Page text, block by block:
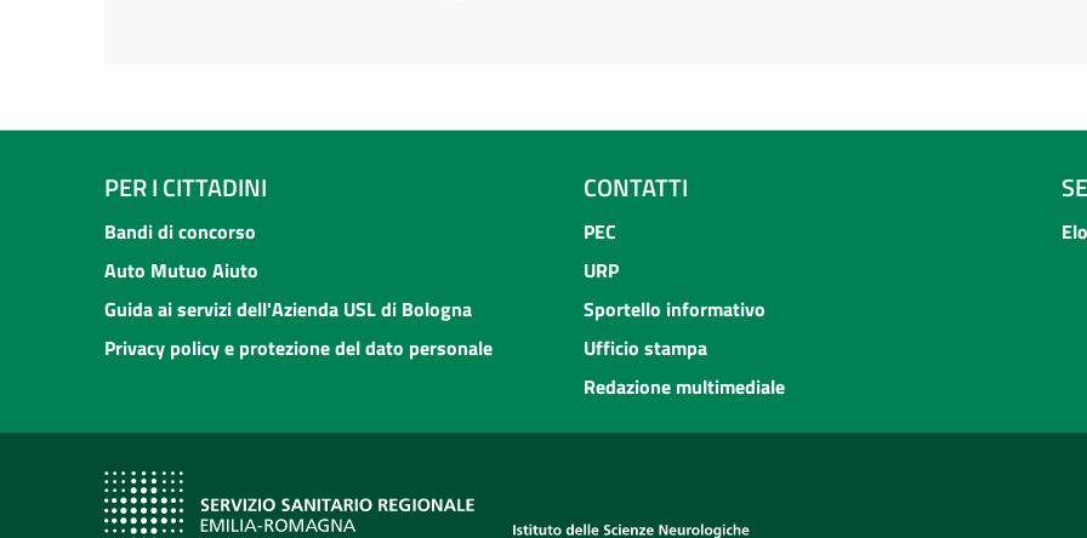
PER I CITTADINI
Bandi di concorso
Auto Mutuo Aiuto
Guida ai servizi dell'Azienda USL di Bologna
Privacy policy e protezione del dato personale
CONTATTI
PEC
URP
Sportello informativo
Ufficio stampa
Redazione multimediale